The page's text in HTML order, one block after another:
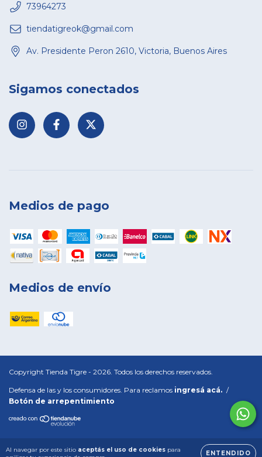
Al navegar por este sitio aceptás el uso de cookies para
ENTENDIDO
73964273
tiendatigreok@gmail.com
Av. Presidente Peron 2610, Victoria, Buenos Aires
Sigamos conectados
Medios de pago
Medios de envío
Copyright Tienda Tigre - 2026. Todos los derechos reservados.
Defensa de las y los consumidores. Para reclamos ingresá acá. /
Botón de arrepentimiento